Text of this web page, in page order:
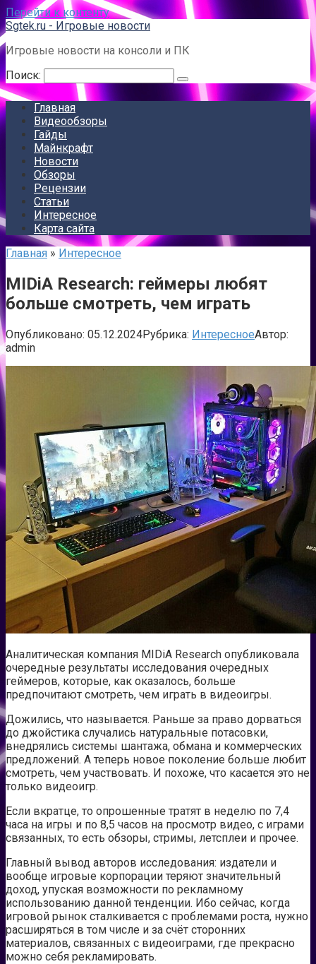
Перейти к контенту
Sgtek.ru - Игровые новости
Игровые новости на консоли и ПК
Поиск:
Главная
Видеообзоры
Гайды
Майнкрафт
Новости
Обзоры
Рецензии
Статьи
Интересное
Карта сайта
Главная » Интересное
MIDiA Research: геймеры любят
больше смотреть, чем играть
Опубликовано: 05.12.2024Рубрика: ИнтересноеАвтор:
admin
Аналитическая компания MIDiA Research опубликовала
очередные результаты исследования очередных
геймеров, которые, как оказалось, больше
предпочитают смотреть, чем играть в видеоигры.
Дожились, что называется. Раньше за право дорваться
до джойстика случались натуральные потасовки,
внедрялись системы шантажа, обмана и коммерческих
предложений. А теперь новое поколение больше любит
смотреть, чем участвовать. И похоже, что касается это не
только видеоигр.
Если вкратце, то опрошенные тратят в неделю по 7,4
часа на игры и по 8,5 часов на просмотр видео, с играми
связанных, то есть обзоры, стримы, летсплеи и прочее.
Главный вывод авторов исследования: издатели и
вообще игровые корпорации теряют значительный
доход, упуская возможности по рекламному
использованию данной тенденции. Ибо сейчас, когда
игровой рынок сталкивается с проблемами роста, нужно
расширяться в том числе и за счёт сторонних
материалов, связанных с видеоиграми, где прекрасно
можно себя рекламировать.